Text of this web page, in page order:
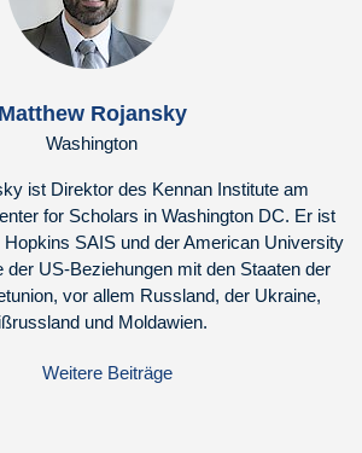
Matthew Rojansky
Washington
ist Direktor des Kennan Institute am
for Scholars in Washington DC. Er ist
SAIS und der American University
der US-Beziehungen mit den Staaten der
vor allem Russland, der Ukraine,
und Moldawien.
Weitere Beiträge